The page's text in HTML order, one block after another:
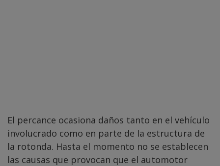
El percance ocasiona daños tanto en el vehículo
involucrado como en parte de la estructura de
la rotonda. Hasta el momento no se establecen
las causas que provocan que el automotor